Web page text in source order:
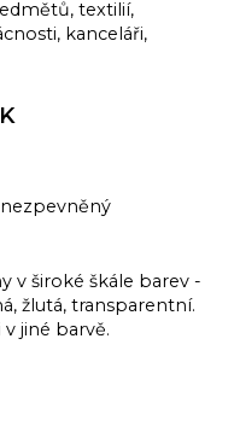
textilií,
kanceláři,
v široké škále barev -
žlutá, transparentní.
jiné barvě.